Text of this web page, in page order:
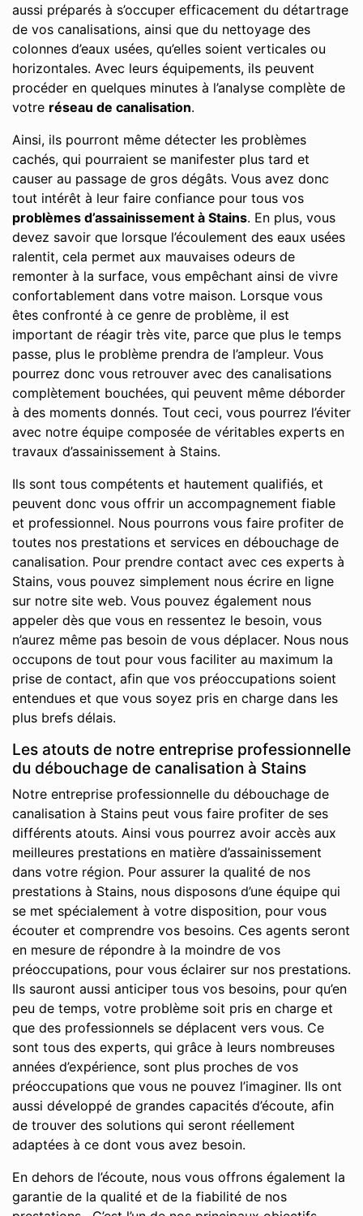
aussi préparés à s’occuper efficacement du détartrage
de vos canalisations, ainsi que du nettoyage des
colonnes d’eaux usées, qu’elles soient verticales ou
horizontales. Avec leurs équipements, ils peuvent
procéder en quelques minutes à l’analyse complète de
votre réseau de canalisation.
Ainsi, ils pourront même détecter les problèmes
cachés, qui pourraient se manifester plus tard et
causer au passage de gros dégâts. Vous avez donc
tout intérêt à leur faire confiance pour tous vos
problèmes d’assainissement à Stains. En plus, vous
devez savoir que lorsque l’écoulement des eaux usées
ralentit, cela permet aux mauvaises odeurs de
remonter à la surface, vous empêchant ainsi de vivre
confortablement dans votre maison. Lorsque vous
êtes confronté à ce genre de problème, il est
important de réagir très vite, parce que plus le temps
passe, plus le problème prendra de l’ampleur. Vous
pourrez donc vous retrouver avec des canalisations
complètement bouchées, qui peuvent même déborder
à des moments donnés. Tout ceci, vous pourrez l’éviter
avec notre équipe composée de véritables experts en
travaux d’assainissement à Stains.
Ils sont tous compétents et hautement qualifiés, et
peuvent donc vous offrir un accompagnement fiable
et professionnel. Nous pourrons vous faire profiter de
toutes nos prestations et services en débouchage de
canalisation. Pour prendre contact avec ces experts à
Stains, vous pouvez simplement nous écrire en ligne
sur notre site web. Vous pouvez également nous
appeler dès que vous en ressentez le besoin, vous
n’aurez même pas besoin de vous déplacer. Nous nous
occupons de tout pour vous faciliter au maximum la
prise de contact, afin que vos préoccupations soient
entendues et que vous soyez pris en charge dans les
plus brefs délais.
Les atouts de notre entreprise professionnelle
du débouchage de canalisation à Stains
Notre entreprise professionnelle du débouchage de
canalisation à Stains peut vous faire profiter de ses
différents atouts. Ainsi vous pourrez avoir accès aux
meilleures prestations en matière d’assainissement
dans votre région. Pour assurer la qualité de nos
prestations à Stains, nous disposons d’une équipe qui
se met spécialement à votre disposition, pour vous
écouter et comprendre vos besoins. Ces agents seront
en mesure de répondre à la moindre de vos
préoccupations, pour vous éclairer sur nos prestations.
Ils sauront aussi anticiper tous vos besoins, pour qu’en
peu de temps, votre problème soit pris en charge et
que des professionnels se déplacent vers vous. Ce
sont tous des experts, qui grâce à leurs nombreuses
années d’expérience, sont plus proches de vos
préoccupations que vous ne pouvez l’imaginer. Ils ont
aussi développé de grandes capacités d’écoute, afin
de trouver des solutions qui seront réellement
adaptées à ce dont vous avez besoin.
En dehors de l’écoute, nous vous offrons également la
garantie de la qualité et de la fiabilité de nos